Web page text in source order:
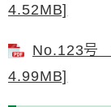
4.52MB]
No.123号
4.99MB]